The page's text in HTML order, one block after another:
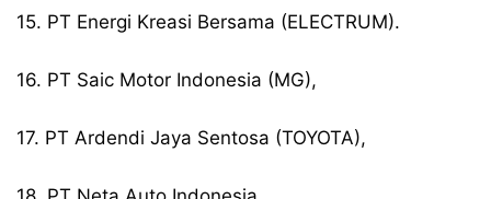
15. PT Energi Kreasi Bersama (ELECTRUM).
16. PT Saic Motor Indonesia (MG),
17. PT Ardendi Jaya Sentosa (TOYOTA),